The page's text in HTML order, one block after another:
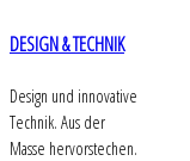
DESIGN & TECHNIK
Design und innovative
Technik. Aus der
Masse hervorstechen.